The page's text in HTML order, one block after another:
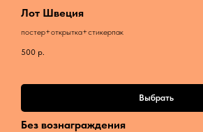
Лот Швеция
постер+открытка+стикерпак
500 р.
Выбрать
Без вознаграждения